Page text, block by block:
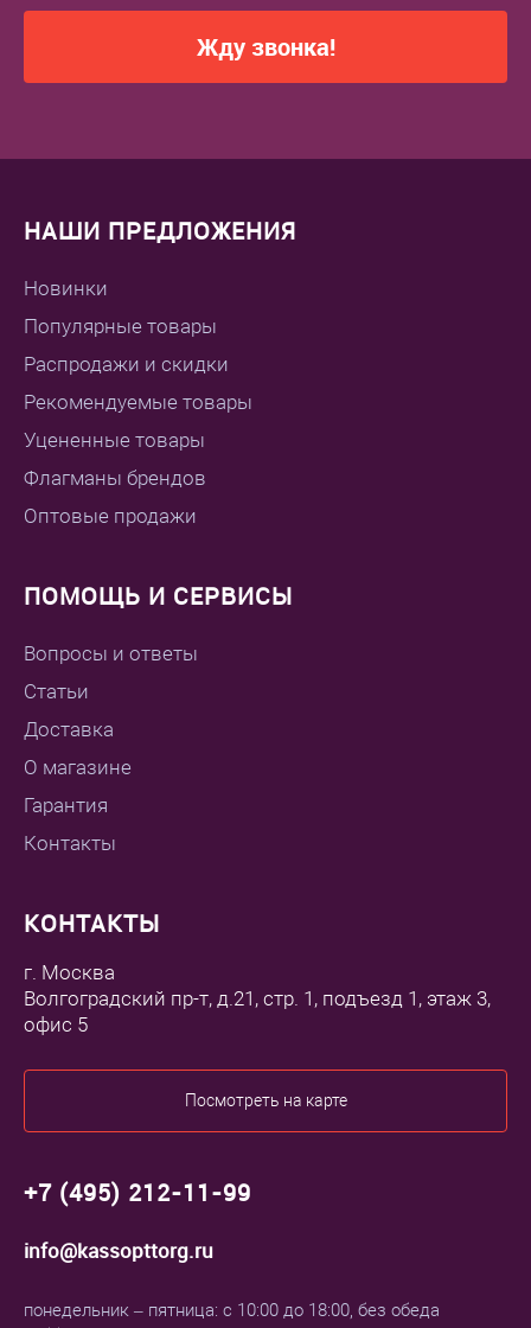
Жду звонка!
НАШИ ПРЕДЛОЖЕНИЯ
Новинки
Популярные товары
Распродажи и скидки
Рекомендуемые товары
Уцененные товары
Флагманы брендов
Оптовые продажи
ПОМОЩЬ И СЕРВИСЫ
Вопросы и ответы
Статьи
Доставка
О магазине
Гарантия
Контакты
КОНТАКТЫ
г. Москва
Волгоградский пр-т, д.21, стр. 1, подъезд 1, этаж 3,
офис 5
Посмотреть на карте
+7 (495) 212-11-99
info@kassopttorg.ru
понедельник – пятница: с 10:00 до 18:00, без обеда